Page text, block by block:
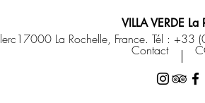
VILLA VERDE La
La Rochelle, France. Tél :
Contact